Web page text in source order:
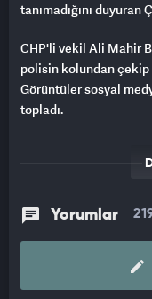
tanımadığını
CHP'li vekil Ali Mahir
polisin kolundan çekip
Görüntüler sosyal
topladı.
Yorumlar